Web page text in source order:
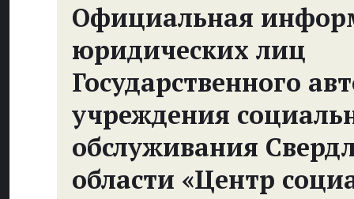
Официальная
юридических лиц
Государственного
учреждения
обслуживания
области «Центр